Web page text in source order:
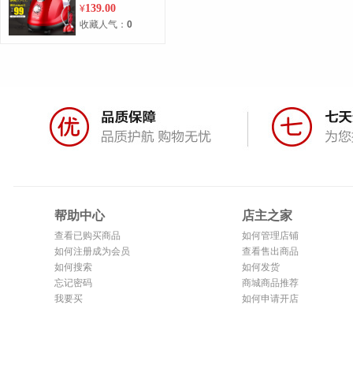
机烫衣服熨烫机电
熨斗正品包邮
¥139.00
收藏人气： 0
帮助中心
查看已购买商品
如何注册成为会员
如何搜索
忘记密码
我要买
店主之家
如何管理店铺
查看售出商品
如何发货
商城商品推荐
如何申请开店